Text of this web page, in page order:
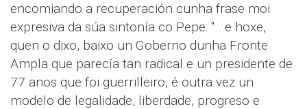
encomiando a recuperación cunha frase moi
expresiva da súa sintonía co Pepe: "...e hoxe,
quen o dixo, baixo un Goberno dunha Fronte
Ampla que parecía tan radical e un presidente de
77 anos que foi guerrilleiro, é outra vez un
modelo de legalidade, liberdade, progreso e